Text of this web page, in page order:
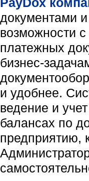
документами
возможности
платежных
бизнес-
и удобнее.
ведение и
балансах по
предприятию,